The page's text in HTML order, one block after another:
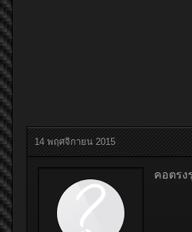
14 พฤศจิกายน 2015
คอตรง